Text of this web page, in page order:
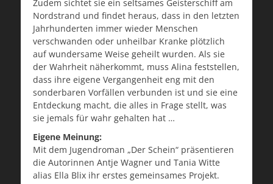
Zudem sichtet sie ein seltsames Geisterschiff am
Nordstrand und findet heraus, dass in den letzten
Jahrhunderten immer wieder Menschen
verschwanden oder unheilbar Kranke plötzlich
auf wundersame Weise geheilt wurden. Als sie
der Wahrheit näherkommt, muss Alina feststellen,
dass ihre eigene Vergangenheit eng mit den
sonderbaren Vorfällen verbunden ist und sie eine
Entdeckung macht, die alles in Frage stellt, was
sie jemals für wahr gehalten hat …
Eigene Meinung:
Mit dem Jugendroman „Der Schein“ präsentieren
die Autorinnen Antje Wagner und Tania Witte
alias Ella Blix ihr erstes gemeinsames Projekt.